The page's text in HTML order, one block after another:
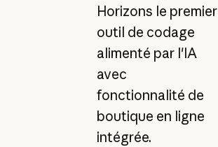
Horizons le premier
outil de codage
alimenté par l'IA
avec
fonctionnalité de
boutique en ligne
intégrée.